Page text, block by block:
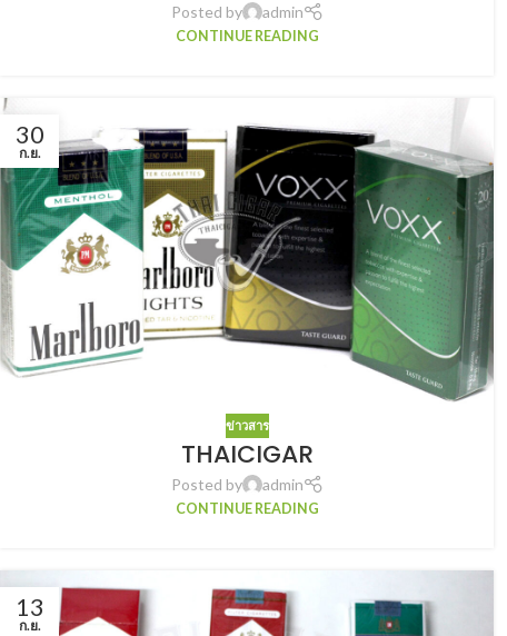
Posted by admin
CONTINUE READING
30
ก.ย.
ข่าวสาร
THAICIGAR
Posted by admin
CONTINUE READING
13
ก.ย.